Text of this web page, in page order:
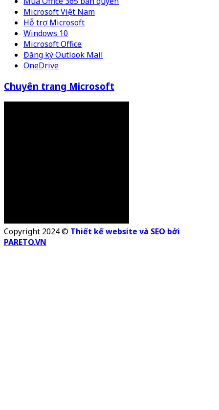
Microsoft Việt Nam
Hỗ trợ Microsoft
Windows 10
Microsoft Office
Đăng ký Outlook Mail
OneDrive
Chuyên trang Microsoft
Copyright 2024 © Thiết kế website và SEO bởi
PARETO.VN